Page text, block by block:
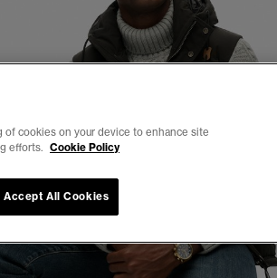
of cookies on your device to enhance site
efforts. Cookie Policy
Accept All Cookies